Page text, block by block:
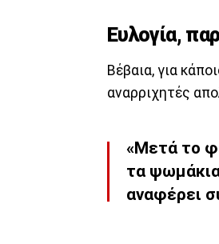
Ευλογία,
Βέβαια, για
αναρριχητές
«Μετά το
τα ψωμάκια
αναφέρει